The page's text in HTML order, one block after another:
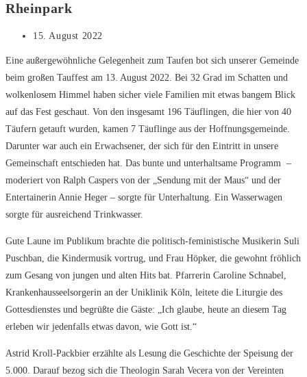
Rheinpark
Beitrag
15. August 2022
Eine außergewöhnliche Gelegenheit zum Taufen bot sich unserer Gemeinde
beim großen Tauffest am 13. August 2022. Bei 32 Grad im Schatten und
wolkenlosem Himmel haben sicher viele Familien mit etwas bangem Blick
auf das Fest geschaut. Von den insgesamt 196 Täuflingen, die hier von 40
Täufern getauft wurden, kamen 7 Täuflinge aus der Hoffnungsgemeinde.
Darunter war auch ein Erwachsener, der sich für den Eintritt in unsere
Gemeinschaft entschieden hat. Das bunte und unterhaltsame Programm –
moderiert von Ralph Caspers von der „Sendung mit der Maus“ und der
Entertainerin Annie Heger – sorgte für Unterhaltung. Ein Wasserwagen
sorgte für ausreichend Trinkwasser.
Gute Laune im Publikum brachte die politisch-feministische Musikerin Suli
Puschban, die Kindermusik vortrug, und Frau Höpker, die gewohnt fröhlich
zum Gesang von jungen und alten Hits bat. Pfarrerin Caroline Schnabel,
Krankenhausseelsorgerin an der Uniklinik Köln, leitete die Liturgie des
Gottesdienstes und begrüßte die Gäste: „Ich glaube, heute an diesem Tag
erleben wir jedenfalls etwas davon, wie Gott ist.“
Astrid Kroll-Packbier erzählte als Lesung die Geschichte der Speisung der
5.000. Darauf bezog sich die Theologin Sarah Vecera von der Vereinten